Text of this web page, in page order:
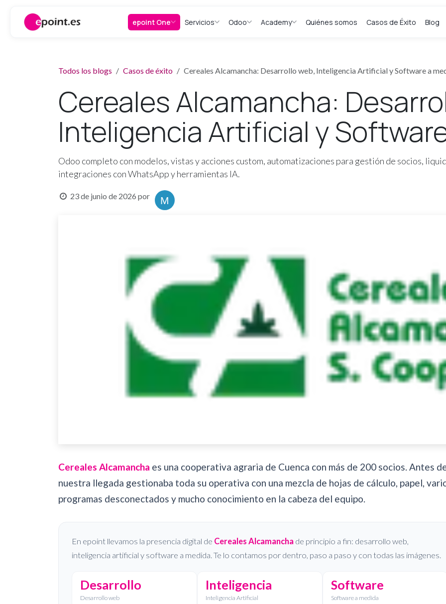
epoint One Servicios Odoo Academy Quiénes somos Casos de Éxito Blog
Todos los blogs Casos de éxito Cereales Alcamancha: Desarrollo web, Inteligencia Artificial y Software a
Cereales Alcamancha:
Inteligencia Artificial y
Odoo completo con modelos, vistas y acciones custom, automatizaciones para gestión de socios,
integraciones con WhatsApp y herramientas IA.
23 de junio de 2026 por
Cereales Alcamancha es una cooperativa agraria de Cuenca con más de 200 socios. Antes
nuestra llegada gestionaba toda su operativa con una mezcla de hojas de cálculo, papel,
programas desconectados y mucho conocimiento en la cabeza del equipo.
En epoint llevamos la presencia digital de Cereales Alcamancha de principio a fin: desarrollo web,
inteligencia artificial y software a medida. Te lo contamos por dentro, paso a paso y con todas las imágenes.
Desarrollo
Desarrollo web
Inteligencia
Inteligencia Artificial
Software
Software a medida